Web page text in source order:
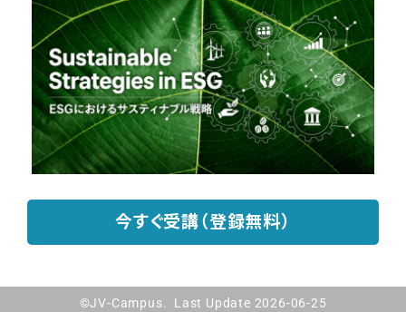
今すぐ受講（登録無料）
©JV-Campus. Last Update 2026-06-25